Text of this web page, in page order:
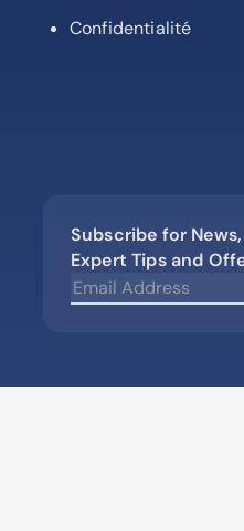
Confidentialité
Subscribe for
Expert Tips and